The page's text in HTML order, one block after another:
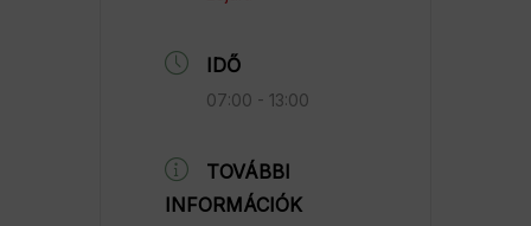
IDŐ
07:00 - 13:00
TOVÁBBI
INFORMÁCIÓK